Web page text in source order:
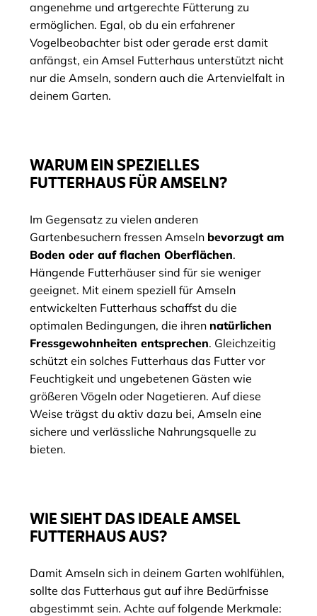
angenehme und artgerechte Fütterung zu
ermöglichen. Egal, ob du ein erfahrener
Vogelbeobachter bist oder gerade erst damit
anfängst, ein Amsel Futterhaus unterstützt nicht
nur die Amseln, sondern auch die Artenvielfalt in
deinem Garten.
WARUM EIN SPEZIELLES
FUTTERHAUS FÜR AMSELN?
Im Gegensatz zu vielen anderen
Gartenbesuchern fressen Amseln bevorzugt am
Boden oder auf flachen Oberflächen.
Hängende Futterhäuser sind für sie weniger
geeignet. Mit einem speziell für Amseln
entwickelten Futterhaus schaffst du die
optimalen Bedingungen, die ihren natürlichen
Fressgewohnheiten entsprechen. Gleichzeitig
schützt ein solches Futterhaus das Futter vor
Feuchtigkeit und ungebetenen Gästen wie
größeren Vögeln oder Nagetieren. Auf diese
Weise trägst du aktiv dazu bei, Amseln eine
sichere und verlässliche Nahrungsquelle zu
bieten.
WIE SIEHT DAS IDEALE AMSEL
FUTTERHAUS AUS?
Damit Amseln sich in deinem Garten wohlfühlen,
sollte das Futterhaus gut auf ihre Bedürfnisse
abgestimmt sein. Achte auf folgende Merkmale: